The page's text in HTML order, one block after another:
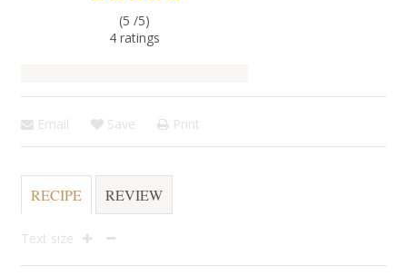
(5 /5)
4 ratings
Email Save Print
RECIPE REVIEW
Text size